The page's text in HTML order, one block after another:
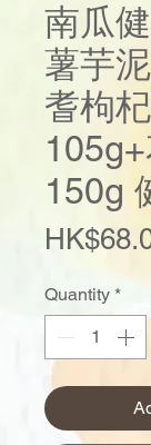
南瓜
薯芋
耆枸
150g
Quantity *